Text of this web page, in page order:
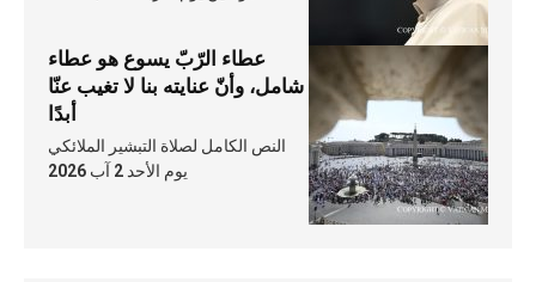
عطاء الرّبّ يسوع هو عطاء
شامل، وأنّ عنايته بنا لا تغيب عنّا
أبدًا
النص الكامل لصلاة التبشير الملائكي
يوم الأحد 2 آب 2026